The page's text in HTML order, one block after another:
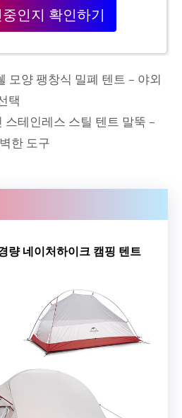
인지 확인하기
모양 팽창식 밀폐 텐트 – 야외
택
스테인레스 스틸 텐트 말뚝 –
한 도구
량 네이처하이크 캠핑 텐트